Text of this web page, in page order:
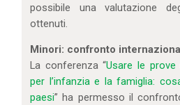
possibile una valutazione
ottenuti.
Minori: confronto
La conferenza “Usare le
per l’infanzia e la famiglia:
paesi” ha permesso il